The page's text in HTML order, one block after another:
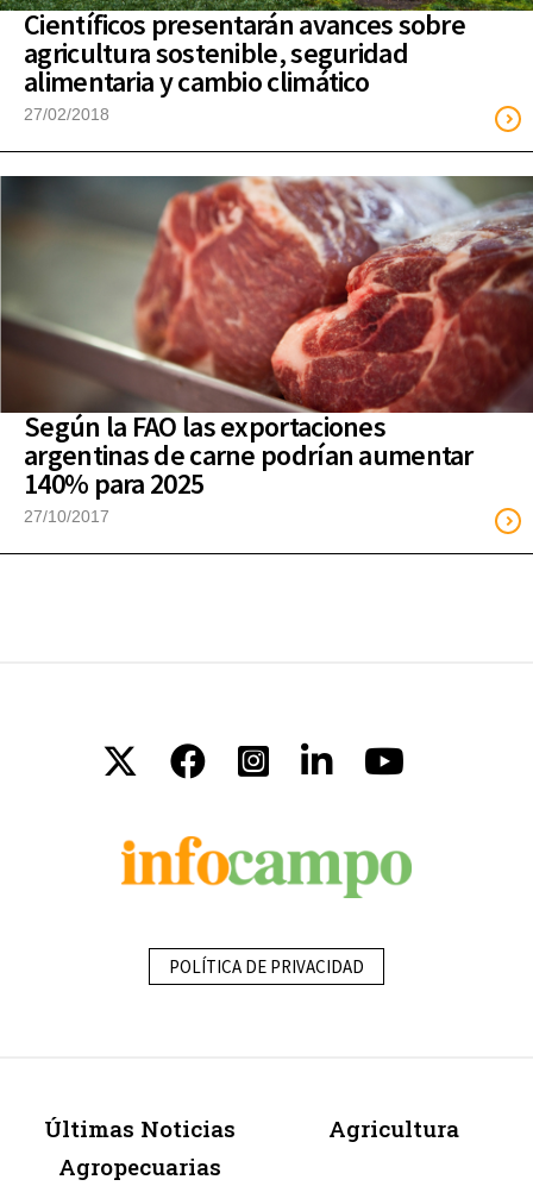
Científicos presentarán avances sobre
agricultura sostenible, seguridad
alimentaria y cambio climático
27/02/2018
Según la FAO las exportaciones
argentinas de carne podrían aumentar
140% para 2025
27/10/2017
POLÍTICA DE PRIVACIDAD
Últimas Noticias
Agropecuarias
Agricultura